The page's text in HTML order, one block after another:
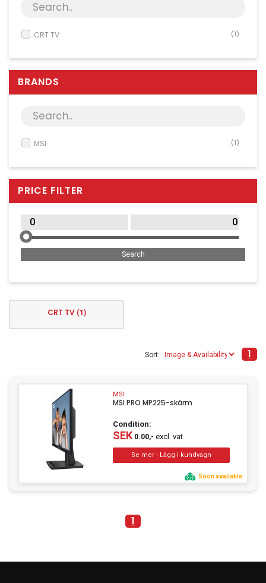
Server & Storage
Supplies
AV & Multimedia
Office Supplies
Phones & PBX
Network Equipment
Printers & Accessories
Clothing
Beauty & Healthcare
CRT TV (1)
BRANDS
MSI (1)
PRICE FILTER
CRT TV (1)
Sort: 1
MSI
MSI PRO MP225-skärm
Condition:
SEK0.00,- excl. vat
Soon available
1